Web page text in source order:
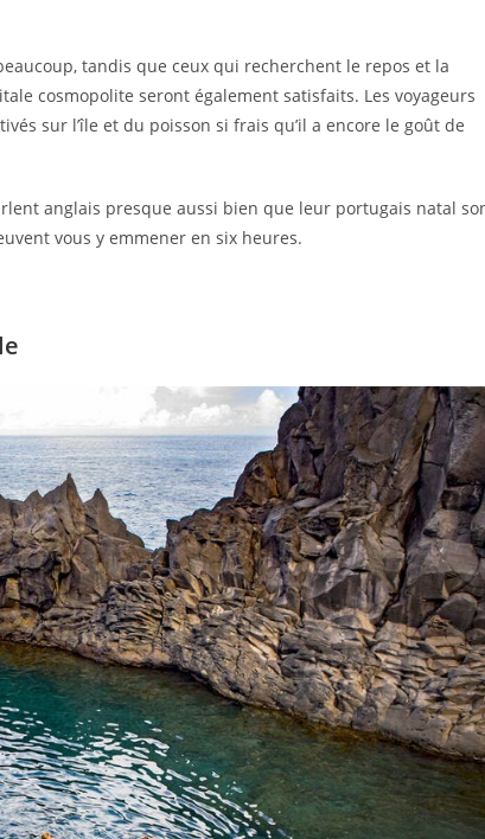
tandis que ceux qui recherchent le repos et la
cosmopolite seront également satisfaits. Les voyageurs
sur l’île et du poisson si frais qu’il a encore le goût de
anglais presque aussi bien que leur portugais natal
vous y emmener en six heures.